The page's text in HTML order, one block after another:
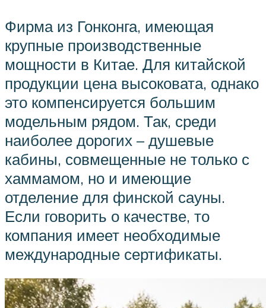
Фирма из Гонконга, имеющая
крупные производственные
мощности в Китае. Для китайской
продукции цена высоковата, однако
это компенсируется большим
модельным рядом. Так, среди
наиболее дорогих – душевые
кабины, совмещенные не только с
хаммамом, но и имеющие
отделение для финской сауны.
Если говорить о качестве, то
компания имеет необходимые
международные сертификаты.